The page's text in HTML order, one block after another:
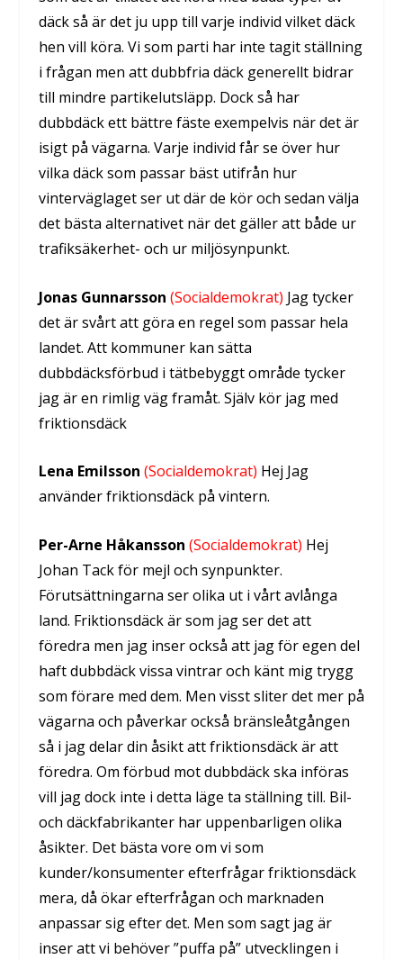
däck så är det ju upp till varje individ vilket däck
hen vill köra. Vi som parti har inte tagit ställning
i frågan men att dubbfria däck generellt bidrar
till mindre partikelutsläpp. Dock så har
dubbdäck ett bättre fäste exempelvis när det är
isigt på vägarna. Varje individ får se över hur
vilka däck som passar bäst utifrån hur
vinterväglaget ser ut där de kör och sedan välja
det bästa alternativet när det gäller att både ur
trafiksäkerhet- och ur miljösynpunkt.
Jonas Gunnarsson (Socialdemokrat) Jag tycker
det är svårt att göra en regel som passar hela
landet. Att kommuner kan sätta
dubbdäcksförbud i tätbebyggt område tycker
jag är en rimlig väg framåt. Själv kör jag med
friktionsdäck
Lena Emilsson (Socialdemokrat) Hej Jag
använder friktionsdäck på vintern.
Per-Arne Håkansson (Socialdemokrat) Hej
Johan Tack för mejl och synpunkter.
Förutsättningarna ser olika ut i vårt avlånga
land. Friktionsdäck är som jag ser det att
föredra men jag inser också att jag för egen del
haft dubbdäck vissa vintrar och känt mig trygg
som förare med dem. Men visst sliter det mer på
vägarna och påverkar också bränsleåtgången
så i jag delar din åsikt att friktionsdäck är att
föredra. Om förbud mot dubbdäck ska införas
vill jag dock inte i detta läge ta ställning till. Bil-
och däckfabrikanter har uppenbarligen olika
åsikter. Det bästa vore om vi som
kunder/konsumenter efterfrågar friktionsdäck
mera, då ökar efterfrågan och marknaden
anpassar sig efter det. Men som sagt jag är
inser att vi behöver ”puffa på” utvecklingen i